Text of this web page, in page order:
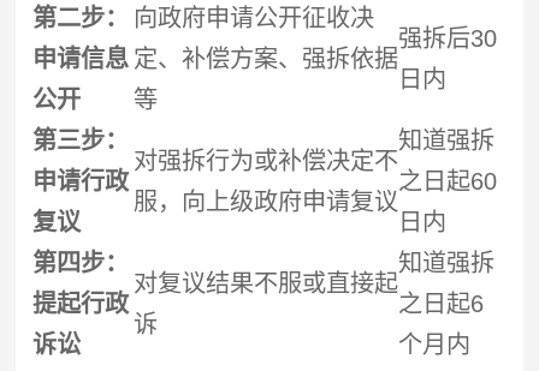
第二步：
申请信息
公开
向政府申请公开征收决
定、补偿方案、 强拆依据
等
强拆后30
日内
第三步：
申请行政
复议
对强拆行为或补偿决定不
服，向上级政府申请复议
知道强拆
之日起60
日内
第四步：
提起行政
诉讼
对复议结果不服或直接起
诉
知道强拆
之日起6
个月内